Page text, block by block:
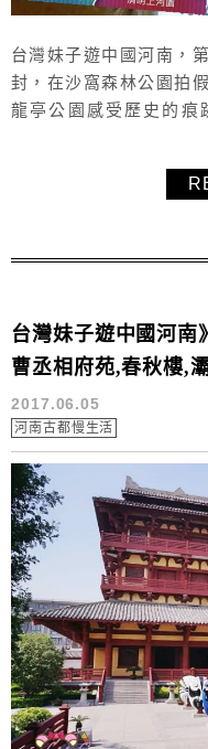
台灣妹子遊中國河南，
封，在沙窩森林公園拍
龍亭公園感受歷史的痕
成就！晚上的飯店是位
天的影音VLOG，跟著
台灣妹子遊中國河南
曹丞相府苑,春秋樓,
2017.06.05
河南古都慢生活